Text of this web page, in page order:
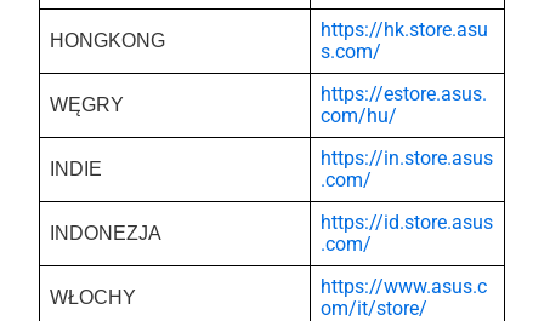
HONGKONG
https://hk.store.asu
s.com/
WĘGRY
https://estore.asus.
com/hu/
INDIE
https://in.store.asus
.com/
INDONEZJA
https://id.store.asus
.com/
WŁOCHY
https://www.asus.c
om/it/store/